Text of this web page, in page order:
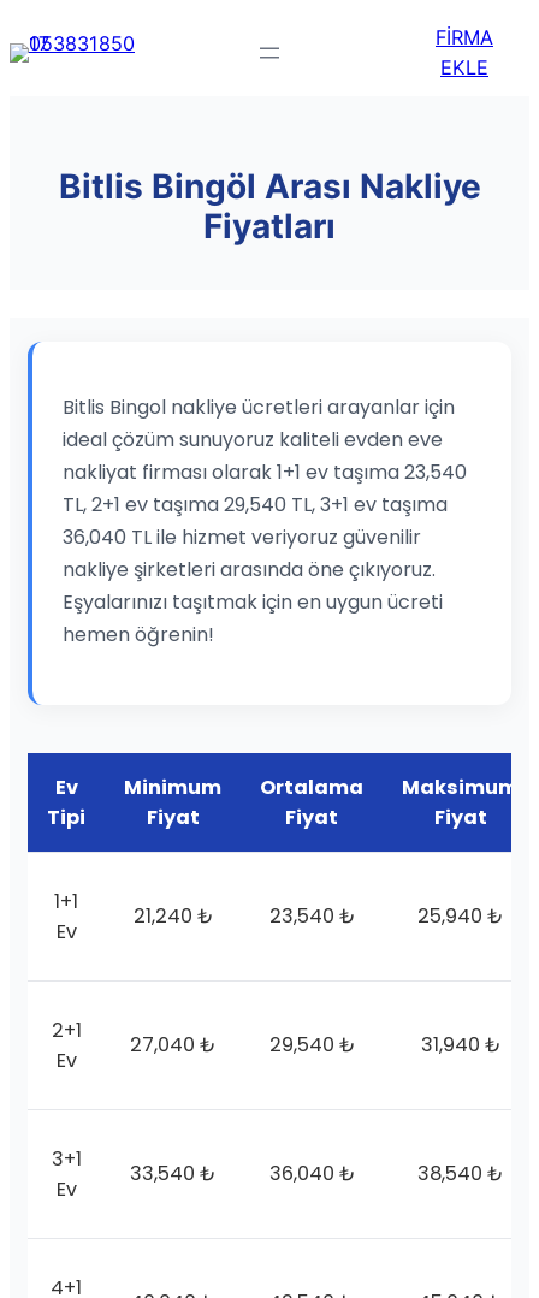
FİRMA
EKLE
Bitlis Bingöl Arası Nakliye
Fiyatları
Bitlis Bingol nakliye ücretleri arayanlar için
ideal çözüm sunuyoruz kaliteli evden eve
nakliyat firması olarak 1+1 ev taşıma 23,540
TL, 2+1 ev taşıma 29,540 TL, 3+1 ev taşıma
36,040 TL ile hizmet veriyoruz güvenilir
nakliye şirketleri arasında öne çıkıyoruz.
Eşyalarınızı taşıtmak için en uygun ücreti
hemen öğrenin!
Ev
Tipi
Minimum
Fiyat
Ortalama
Fiyat
Maksimum
Fiyat
1+1
Ev
21,240 ₺ 23,540 ₺ 25,940 ₺
2+1
Ev
27,040 ₺ 29,540 ₺ 31,940 ₺
3+1
Ev
33,540 ₺ 36,040 ₺ 38,540 ₺
4+1